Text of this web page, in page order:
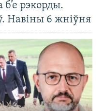
рэкорды.
Навіны 6 жніўня